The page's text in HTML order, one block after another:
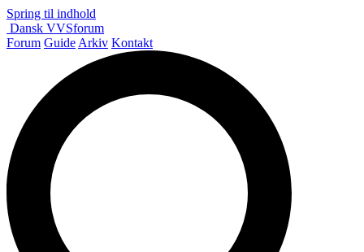
Spring til indhold
Dansk VVSforum
Forum Guide Arkiv Kontakt